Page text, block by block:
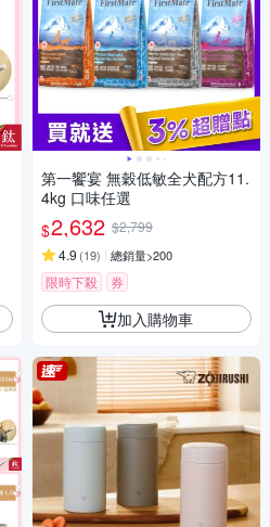
第一饗宴 無穀低敏全犬配方11.
4kg 口味任選
$2,632 $2,799
4.9 (19) 總銷量>200
限時下殺 券
加入購物車